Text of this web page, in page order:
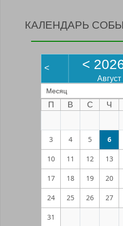
КАЛЕНДАРЬ
< <
Август
Месяц
П В С Ч
3 4 5 6
10 11 12 13
17 18 19 20
24 25 26 27
31